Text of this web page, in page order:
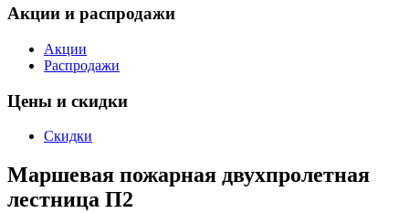
Акции и распродажи
Акции
Распродажи
Цены и скидки
Скидки
Маршевая пожарная двухпролетная
лестница П2